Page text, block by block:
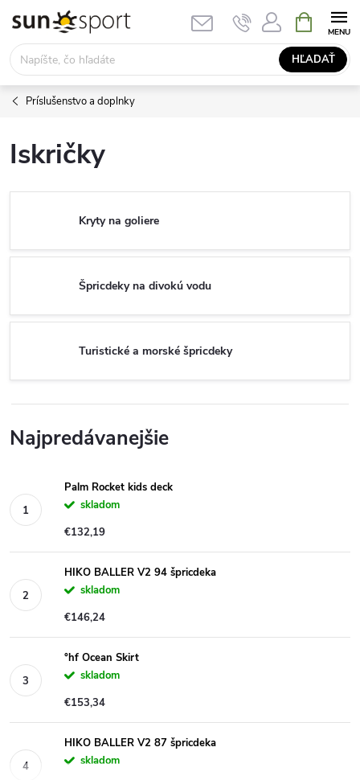
obsah
HĽADAŤ
KOŠÍK
Príslušenstvo a doplnky
Iskričky
Kryty na goliere
Špricdeky na divokú vodu
Turistické a morské špricdeky
Najpredávanejšie
Palm Rocket kids deck
skladom
€132,19
HIKO BALLER V2 94 špricdeka
skladom
€146,24
°hf Ocean Skirt
skladom
€153,34
HIKO BALLER V2 87 špricdeka
skladom